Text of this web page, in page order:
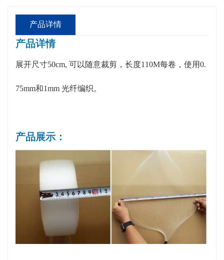
产品详情
产品详情
展开尺寸50cm, 可以随意裁剪，长度110M每卷，使用0.
75mm和1mm 光纤编织。
产品展示：